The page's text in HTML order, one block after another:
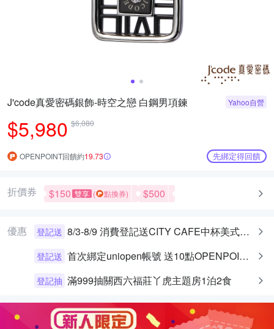
J'code真愛密碼銀飾-時空之戀 白鋼男項鍊
$5,980 $6,080
Yahoo自營
OPENPOINT回饋約19.73 先綁定得回饋
折價券 $150 雙享 ( 點換券) $500
優惠 登記送 8/3-8/9 消費登記送CITY CAFE中杯美式乙杯
登記送 首次綁定uniopen帳號 送10點OPENPOINT+統一布丁一個
登記抽 滿999抽關西六福莊丫虎主題房1泊2食